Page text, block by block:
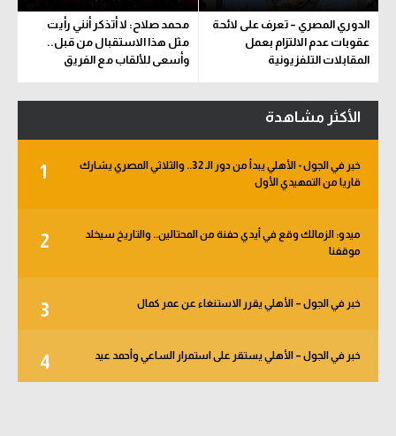
الدوري المصري – تعرف على لائحة
عقوبات عدم الالتزام بعمل
المقابلات التلفزيونية
محمد صلاح: لا أتذكر أنني رأيت
مثل هذا الاستقبال من قبل..
وأسعى للألقاب مع الفريق
الأكثر مشاهدة
1
خبر في الجول - الأهلي يبدأ من دور الـ 32.. والثلاثي المصري يشارك
قاريا من التمهيدي الأول
2
ميدو: الزمالك وقع في أيدي حفنة من المحتالين.. والتاريخ سيخلد
موقفنا
3 خبر في الجول – الأهلي يقرر الاستنغاء عن عمر كمال
4 خبر في الجول – الأهلي يستقر على استمرار الساعي وأحمد عيد